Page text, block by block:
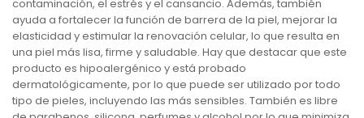
contaminación, el estrés y el cansancio. Además, también
ayuda a fortalecer la función de barrera de la piel, mejorar la
elasticidad y estimular la renovación celular, lo que resulta en
una piel más lisa, firme y saludable. Hay que destacar que este
producto es hipoalergénico y está probado
dermatológicamente, por lo que puede ser utilizado por todo
tipo de pieles, incluyendo las más sensibles. También es libre